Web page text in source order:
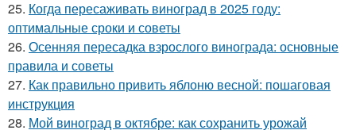
25. Когда пересаживать виноград в 2025 году:
оптимальные сроки и советы
26. Осенняя пересадка взрослого винограда: основные
правила и советы
27. Как правильно привить яблоню весной: пошаговая
инструкция
28. Мой виноград в октябре: как сохранить урожай